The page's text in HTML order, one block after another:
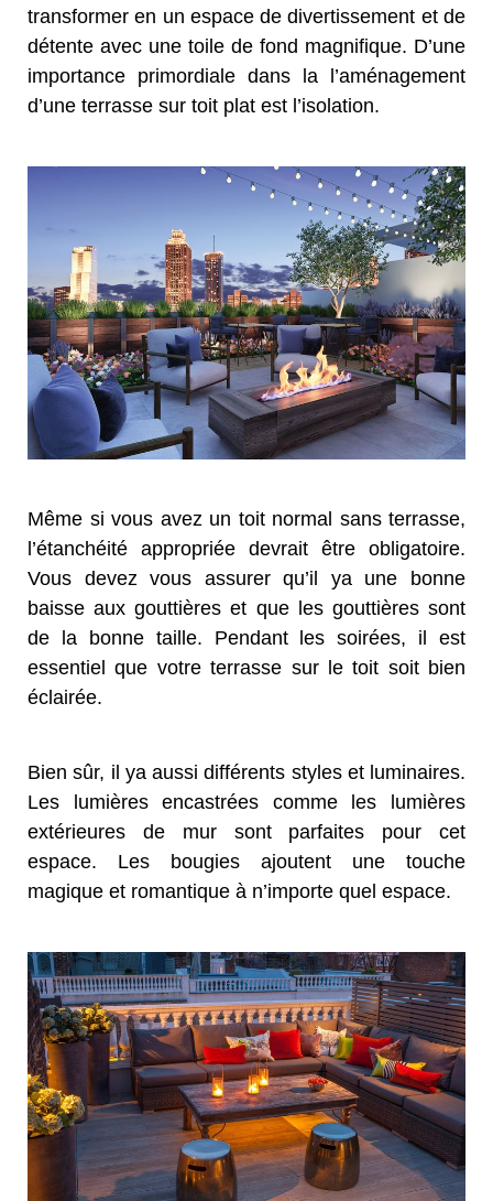
transformer en un espace de divertissement et de
détente avec une toile de fond magnifique. D’une
importance primordiale dans la l’aménagement
d’une terrasse sur toit plat est l’isolation.
Même si vous avez un toit normal sans terrasse,
l’étanchéité appropriée devrait être obligatoire.
Vous devez vous assurer qu’il ya une bonne
baisse aux gouttières et que les gouttières sont
de la bonne taille. Pendant les soirées, il est
essentiel que votre terrasse sur le toit soit bien
éclairée.
Bien sûr, il ya aussi différents styles et luminaires.
Les lumières encastrées comme les lumières
extérieures de mur sont parfaites pour cet
espace. Les bougies ajoutent une touche
magique et romantique à n’importe quel espace.